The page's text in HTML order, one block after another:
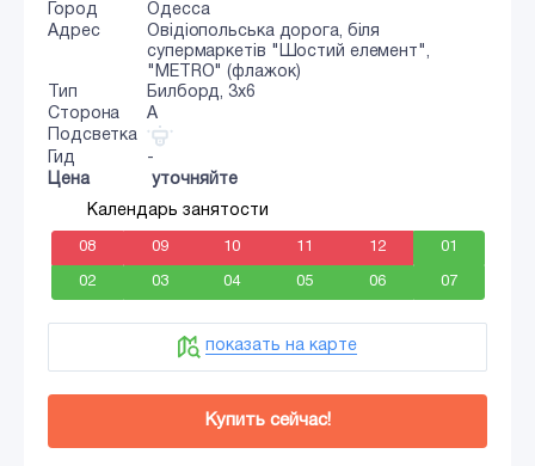
Город
Одесса
Адрес
Овідіопольська дорога, біля
супермаркетів "Шостий елемент",
"METRO" (флажок)
Тип
Билборд, 3x6
Сторона
A
Подсветка
Гид
-
Цена
уточняйте
Календарь занятости
08 09 10 11 12 01
02 03 04 05 06 07
показать на карте
Купить сейчас!